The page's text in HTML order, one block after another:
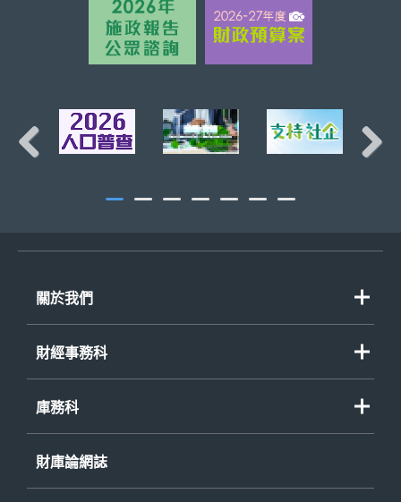
關於我們
財經事務科
庫務科
財庫論網誌